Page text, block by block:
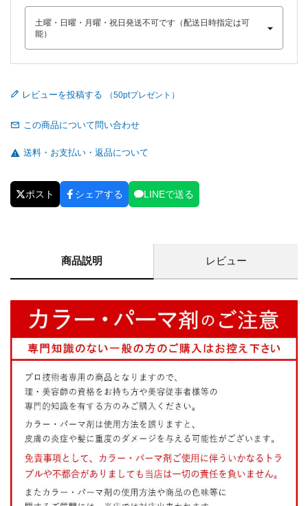
レビューを投稿する
この商品について問い合わせ
送料・お支払い・返品について
ポスト シェアする LINEで送る
商品説明 レビュー